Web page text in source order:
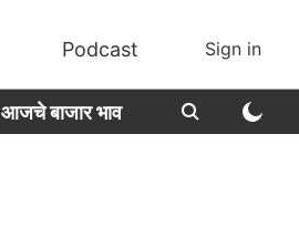
Podcast Sign in
आजचे बाजार भाव